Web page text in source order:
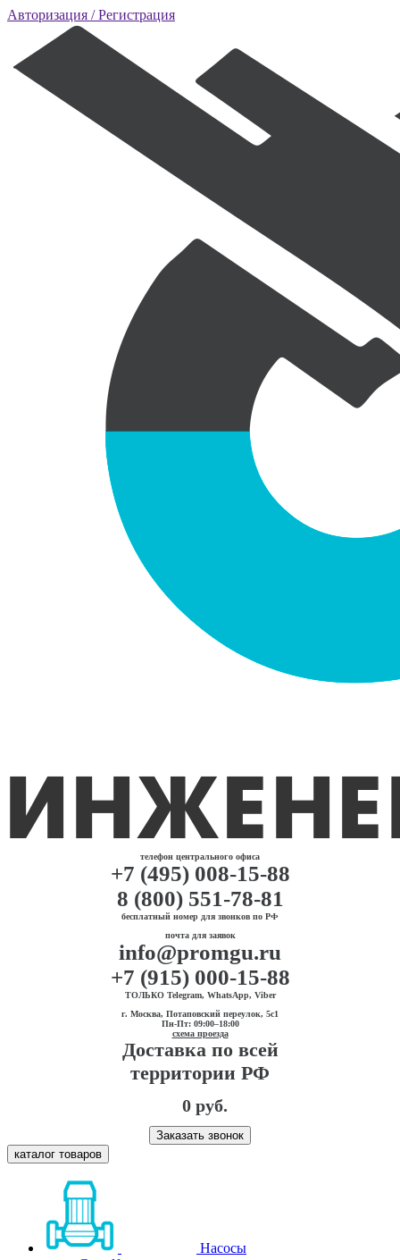
Авторизация / Регистрация
телефон центрального офиса
+7 (495) 008-15-88
8 (800) 551-78-81
бесплатный номер для звонков по РФ
почта для заявок
info@promgu.ru
+7 (915) 000-15-88
ТОЛЬКО Telegram, WhatsApp, Viber
г. Москва, Потаповский переулок, 5с1
Пн-Пт: 09:00–18:00
схема проезда
Доставка по всей
территории РФ
0 руб.
Заказать звонок
каталог товаров
Насосы